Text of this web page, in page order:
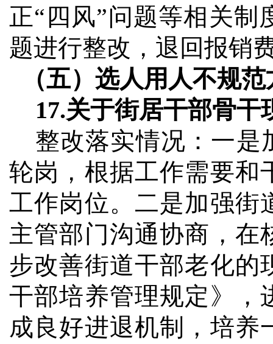
正“四风”问题等相关
题进行整改，退回报销
（五）选人用人不规
17.关于街居干部骨干
整改落实情况： 一是
轮岗，根据工作需要和
工作岗位。二是加强街
主管部门沟通协商，在
步改善街道干部老化的
干部培养管理规定》，
成良好进退机制，培养